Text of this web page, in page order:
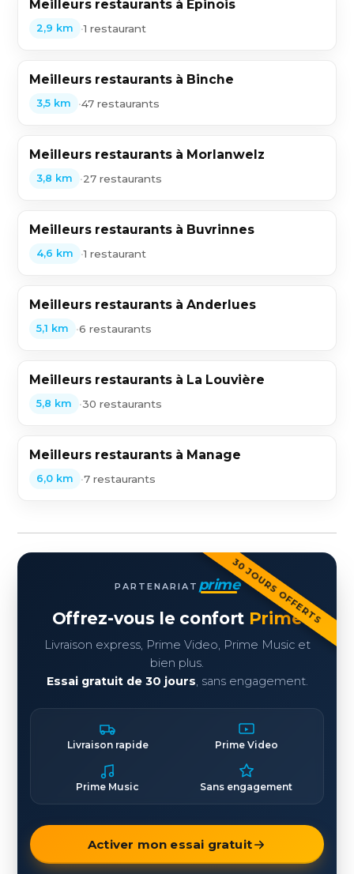
Meilleurs restaurants à Epinois
2,9 km •1 restaurant
Meilleurs restaurants à Binche
3,5 km •47 restaurants
Meilleurs restaurants à Morlanwelz
3,8 km •27 restaurants
Meilleurs restaurants à Buvrinnes
4,6 km •1 restaurant
Meilleurs restaurants à Anderlues
5,1 km •6 restaurants
Meilleurs restaurants à La Louvière
5,8 km •30 restaurants
Meilleurs restaurants à Manage
6,0 km •7 restaurants
30 JOURS OFFERTS
PARTENARIAT prime
Offrez-vous le confort Prime
Livraison express, Prime Video, Prime Music et
bien plus.
Essai gratuit de 30 jours, sans engagement.
Livraison rapide Prime Video
Prime Music Sans engagement
Activer mon essai gratuit